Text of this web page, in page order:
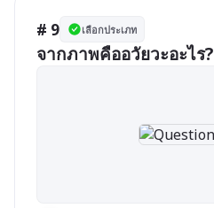
# 9 เลือกประเภท
จากภาพคืออวัยวะอะไร?